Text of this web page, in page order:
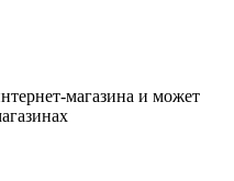
магазина и может